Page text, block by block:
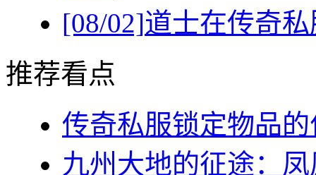
[08/02]道士在传奇
推荐看点
传奇私服锁定物品
九州大地的征途：